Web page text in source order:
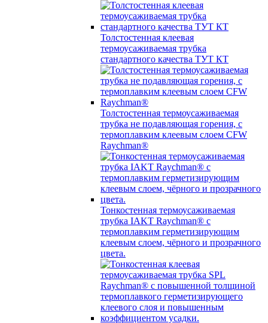
Толстостенная клеевая
термоусаживаемая трубка
стандартного качества ТУТ КТ
Толстостенная термоусаживаемая
трубка не подавляющая горения, с
термоплавким клеевым слоем CFW
Raychman®
Тонкостенная термоусаживаемая
трубка IAKT Raychman® с
термоплавким герметизирующим
клеевым слоем, чёрного и прозрачного
цвета.